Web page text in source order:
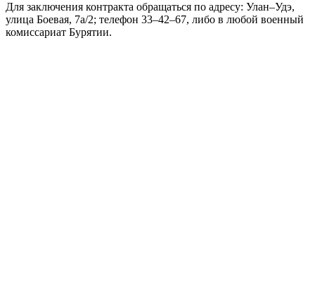
Для заключения контракта обращаться по адресу: Улан–Удэ,
улица Боевая, 7а/2; телефон 33–42–67, либо в любой военный
комиссариат Бурятии.